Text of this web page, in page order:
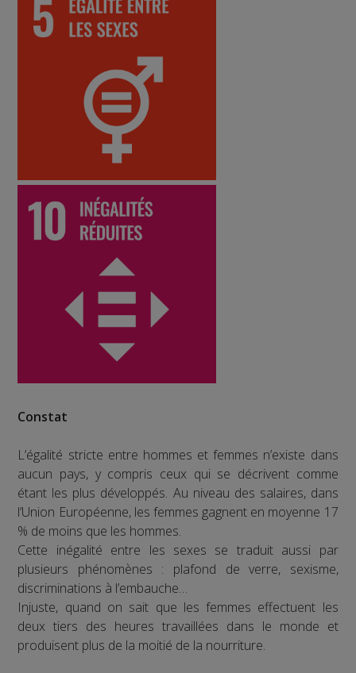
Constat
L’égalité stricte entre hommes et femmes n’existe dans
aucun pays, y compris ceux qui se décrivent comme
étant les plus développés. Au niveau des salaires, dans
l’Union Européenne, les femmes gagnent en moyenne 17
% de moins que les hommes.
Cette inégalité entre les sexes se traduit aussi par
plusieurs phénomènes : plafond de verre, sexisme,
discriminations à l’embauche…
Injuste, quand on sait que les femmes effectuent les
deux tiers des heures travaillées dans le monde et
produisent plus de la moitié de la nourriture.